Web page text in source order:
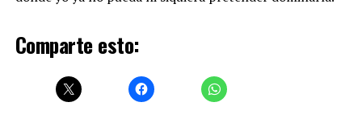
Comparte esto: